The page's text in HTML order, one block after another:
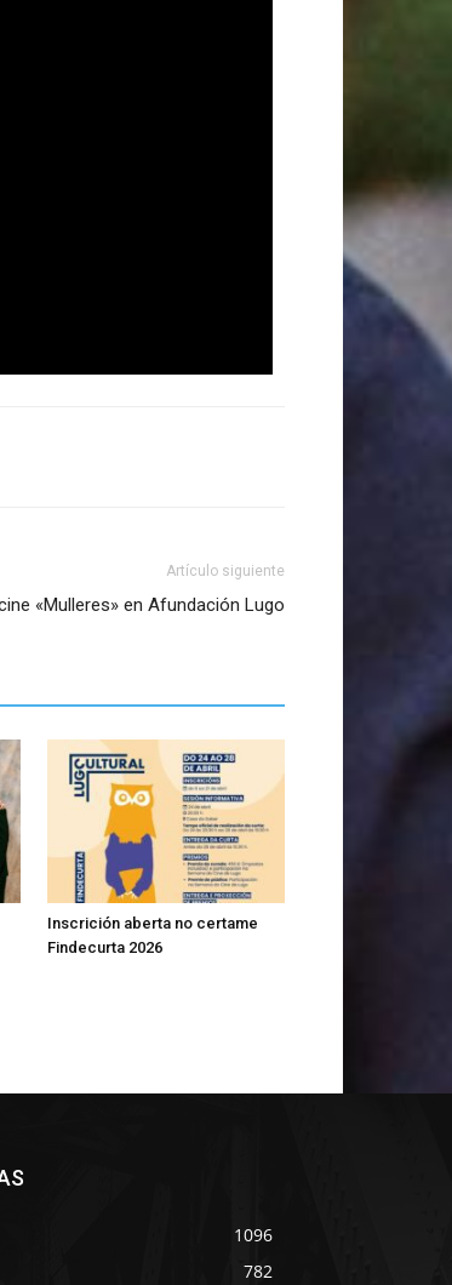
Artículo siguiente
«Mulleres» en Afundación Lugo
Inscrición aberta no certame
Findecurta 2026
1096
782